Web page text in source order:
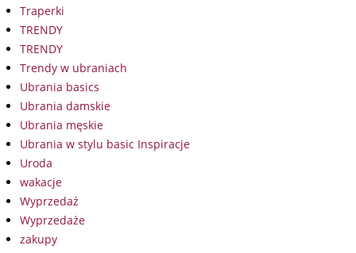
Traperki
TRENDY
TRENDY
Trendy w ubraniach
Ubrania basics
Ubrania damskie
Ubrania męskie
Ubrania w stylu basic Inspiracje
Uroda
wakacje
Wyprzedaż
Wyprzedaże
zakupy